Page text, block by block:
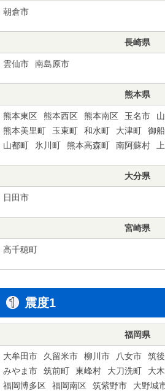
朝倉市
長崎県
雲仙市 南島原市
熊本県
熊本東区 熊本西区 熊本南区 玉名市
熊本美里町
玉東町 和水町 大津町 御
山都町
氷川町 熊本高森町 南阿蘇村
大分県
日田市
宮崎県
高千穂町
震度1
福岡県
大牟田市 久留米市 柳川市 八女市 筑
みやま市
筑前町 東峰村 大刀洗町 大
福岡博多区
福岡南区 筑紫野市 大野城